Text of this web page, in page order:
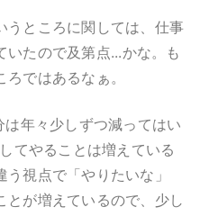
うところに関しては、仕事
いたので及第点...かな。も
ではあるなぁ。
年々少しずつ減ってはい
てやることは増えている
視点で「やりたいな」
とが増えているので、少し